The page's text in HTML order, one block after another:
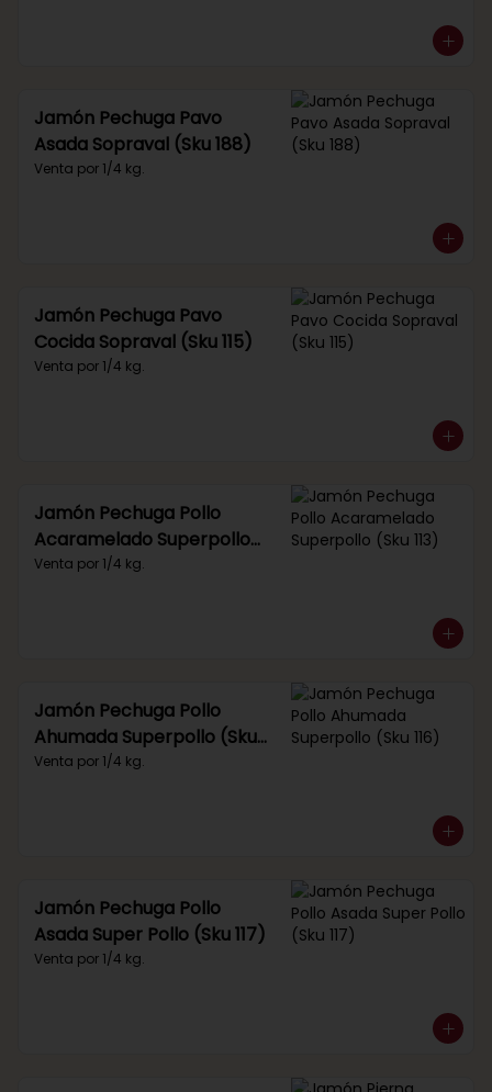
Jamón Pechuga Pavo
Asada Sopraval (Sku 188)
Venta por 1/4 kg.
Jamón Pechuga Pavo
Cocida Sopraval (Sku 115)
Venta por 1/4 kg.
Jamón Pechuga Pollo
Acaramelado Superpollo
(Sku 113)
Venta por 1/4 kg.
Jamón Pechuga Pollo
Ahumada Superpollo (Sku
116)
Venta por 1/4 kg.
Jamón Pechuga Pollo
Asada Super Pollo (Sku 117)
Venta por 1/4 kg.